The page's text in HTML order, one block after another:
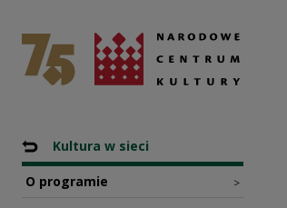
Program
National Centre for Culture Poland
Nawigacja
Back to: Programy dotacyjne NCK
Kultura w sieci
O programie >